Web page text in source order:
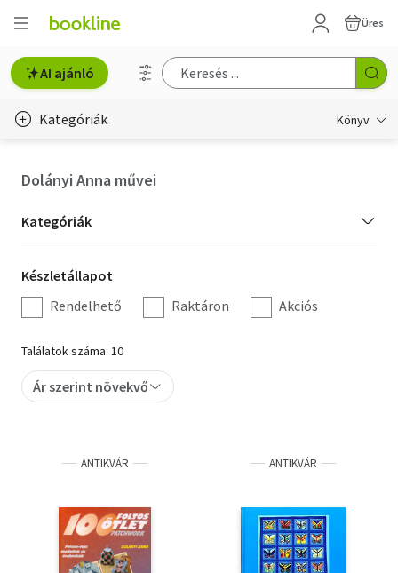
Üres
AI ajánló
Kategóriák Könyv
Hobbi, szabadidő
Irodalom
Művészet
Szakkönyv
Tankönyv, segédkönyv
Társadalomtudomány
Természettudomány
Dolányi Anna művei
Kategória
szűrés
Kategóriák
Készletállapot
szűrés
Készletállapot
Rendelhető
Raktáron Akciós
Találatok száma: 10
Ár szerint növekvő
ANTIKVÁR ANTIKVÁR